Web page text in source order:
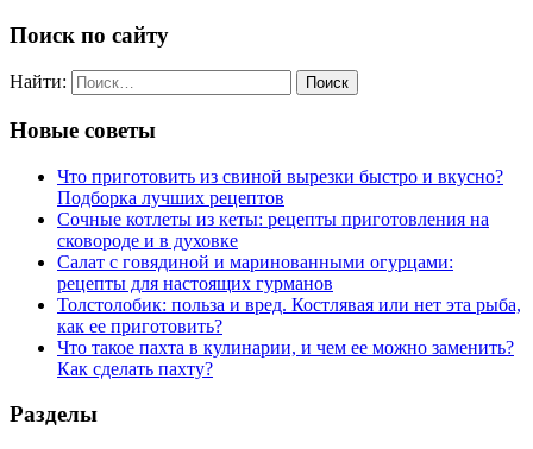
Поиск по сайту
Найти:
Новые советы
Что приготовить из свиной вырезки быстро и вкусно?
Подборка лучших рецептов
Сочные котлеты из кеты: рецепты приготовления на
сковороде и в духовке
Салат с говядиной и маринованными огурцами:
рецепты для настоящих гурманов
Толстолобик: польза и вред. Костлявая или нет эта рыба,
как ее приготовить?
Что такое пахта в кулинарии, и чем ее можно заменить?
Как сделать пахту?
Разделы